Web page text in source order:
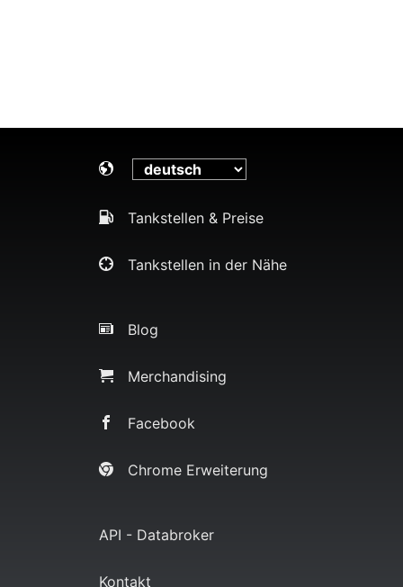
Tankstellen & Preise
Tankstellen in der Nähe
Blog
Merchandising
Facebook
Chrome Erweiterung
API - Databroker
Kontakt